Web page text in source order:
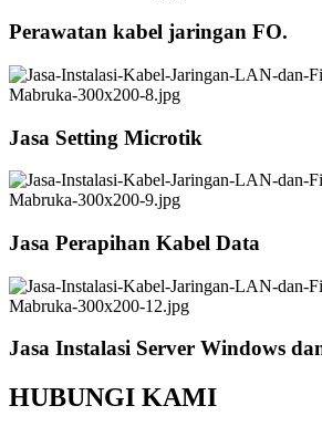
Perawatan kabel jaringan FO.
Jasa Setting Microtik
Jasa Perapihan Kabel Data
Jasa Instalasi Server Windows
HUBUNGI KAMI